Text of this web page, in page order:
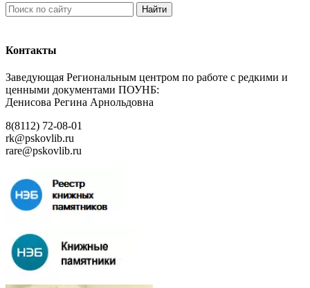
Найти
Контакты
Заведующая Региональным центром по работе с редкими и
ценными документами ПОУНБ:
Денисова Регина Арнольдовна
8(8112) 72-08-01
rk@pskovlib.ru
rare@pskovlib.ru